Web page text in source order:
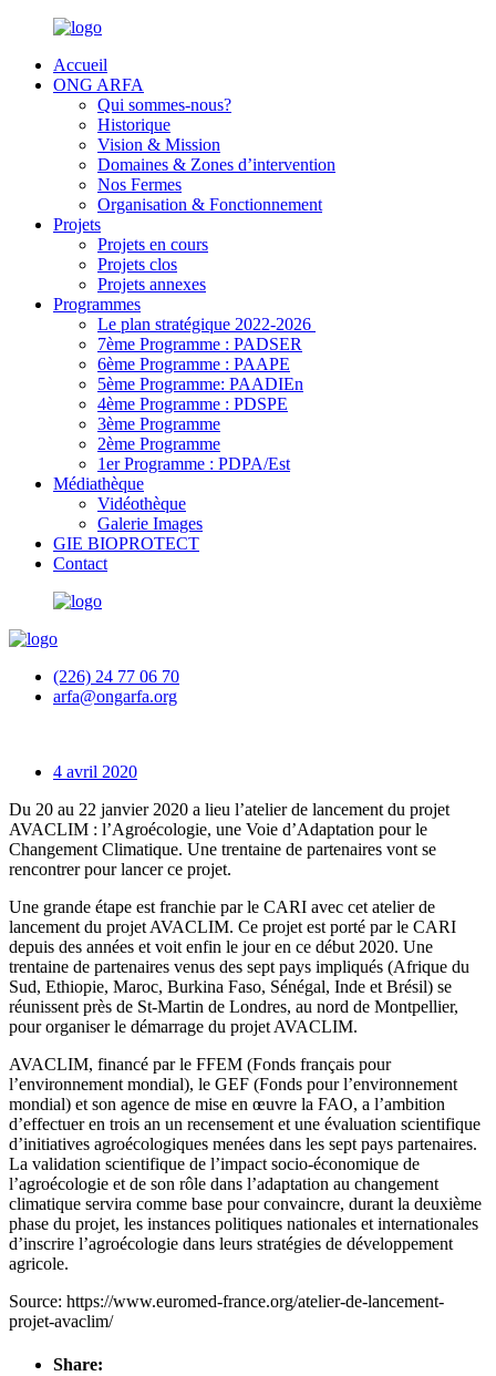
Accueil
ONG ARFA
Qui sommes-nous?
Historique
Vision & Mission
Domaines & Zones d’intervention
Nos Fermes
Organisation & Fonctionnement
Projets
Projets en cours
Projets clos
Projets annexes
Programmes
Le plan stratégique 2022-2026
7ème Programme : PADSER
6ème Programme : PAAPE
5ème Programme: PAADIEn
4ème Programme : PDSPE
3ème Programme
2ème Programme
1er Programme : PDPA/Est
Médiathèque
Vidéothèque
Galerie Images
GIE BIOPROTECT
Contact
(226) 24 77 06 70
arfa@ongarfa.org
4 avril 2020
Du 20 au 22 janvier 2020 a lieu l’atelier de lancement du projet
AVACLIM : l’Agroécologie, une Voie d’Adaptation pour le
Changement Climatique. Une trentaine de partenaires vont se
rencontrer pour lancer ce projet.
Une grande étape est franchie par le CARI avec cet atelier de
lancement du projet AVACLIM. Ce projet est porté par le CARI
depuis des années et voit enfin le jour en ce début 2020. Une
trentaine de partenaires venus des sept pays impliqués (Afrique du
Sud, Ethiopie, Maroc, Burkina Faso, Sénégal, Inde et Brésil) se
réunissent près de St-Martin de Londres, au nord de Montpellier,
pour organiser le démarrage du projet AVACLIM.
AVACLIM, financé par le FFEM (Fonds français pour
l’environnement mondial), le GEF (Fonds pour l’environnement
mondial) et son agence de mise en œuvre la FAO, a l’ambition
d’effectuer en trois an un recensement et une évaluation scientifique
d’initiatives agroécologiques menées dans les sept pays partenaires.
La validation scientifique de l’impact socio-économique de
l’agroécologie et de son rôle dans l’adaptation au changement
climatique servira comme base pour convaincre, durant la deuxième
phase du projet, les instances politiques nationales et internationales
d’inscrire l’agroécologie dans leurs stratégies de développement
agricole.
Source: https://www.euromed-france.org/atelier-de-lancement-
projet-avaclim/
Share: